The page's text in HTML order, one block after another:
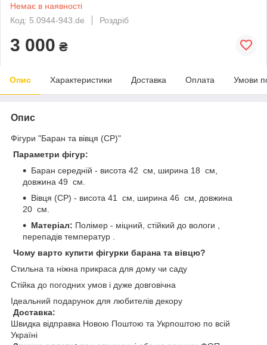
Немає в наявності
Код: 5.0944-943.de
Роздріб
3 000 ₴
Опис Характеристики Доставка Оплата Умови
Опис
Фігури "Баран та вівця (СР)"
Параметри фігур:
Баран середній - висота 42 см, ширина 18 см,
довжина 49 см.
Вівця (СР) - висота 41 см, ширина 46 см, довжина
20 см.
Матеріал: Полімер - міцний, стійкий до вологи ,
перепадів температур .
Чому варто купити фігурки барана та вівцю?
Стильна та ніжна прикраса для дому чи саду
Стійка до погодних умов і дуже довговічна
Ідеальний подарунок для любителів декору
Доставка:
Швидка відправка Новою Поштою та Укрпоштою по всій
Україні